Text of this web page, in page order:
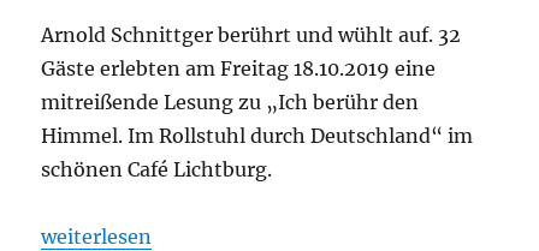
Arnold Schnittger berührt und wühlt auf. 32
Gäste erlebten am Freitag 18.10.2019 eine
mitreißende Lesung zu „Ich berühr den
Himmel. Im Rollstuhl durch Deutschland“ im
schönen Café Lichtburg.
„Arnold Schnittger liest in der Lauffener Lichtburg“
weiterlesen